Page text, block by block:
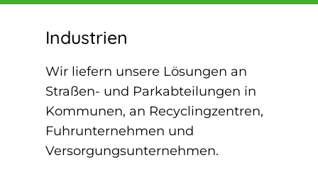
Industrien
Wir liefern unsere Lösungen an
Straßen- und Parkabteilungen in
Kommunen, an Recyclingzentren,
Fuhrunternehmen und
Versorgungsunternehmen.